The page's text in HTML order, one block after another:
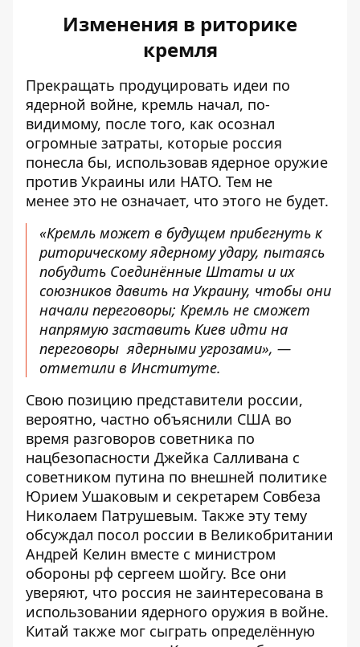
Изменения в риторике
кремля
Прекращать продуцировать идеи по
ядерной войне, кремль начал, по-
видимому, после того, как осознал
огромные затраты, которые россия
понесла бы, использовав ядерное оружие
против Украины или НАТО. Тем не
менее это не означает, что этого не будет.
«Кремль может в будущем прибегнуть к
риторическому ядерному удару, пытаясь
побудить Соединённые Штаты и их
союзников давить на Украину, чтобы они
начали переговоры; Кремль не сможет
напрямую заставить Киев идти на
переговоры ядерными угрозами», —
отметили в Институте.
Свою позицию представители россии,
вероятно, частно объяснили США во
время разговоров советника по
нацбезопасности Джейка Салливана с
советником путина по внешней политике
Юрием Ушаковым и секретарем Совбеза
Николаем Патрушевым. Также эту тему
обсуждал посол россии в Великобритании
Андрей Келин вместе с министром
обороны рф сергеем шойгу. Все они
уверяют, что россия не заинтересована в
использовании ядерного оружия в войне.
Китай также мог сыграть определённую